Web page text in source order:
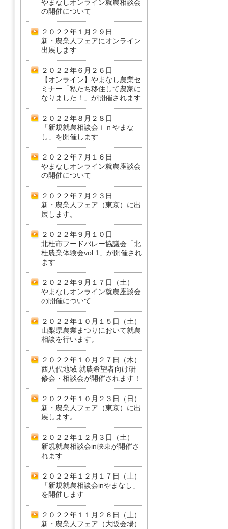
やまなしオンライン就農相談会
の開催について
２０２２年１月２９日
新・農業人フェアにオンライン
出展します
２０２２年６月２６日
【オンライン】やまなし農業セ
ミナー「私たち移住して農家に
なりました！」が開催されます
２０２２年８月２８日
「新規就農相談会ｉｎやまな
し」を開催します
２０２２年７月１６日
やまなしオンライン就農座談会
の開催について
２０２２年７月２３日
新・農業人フェア（東京）に出
展します。
２０２２年９月１０日
北杜市フードバレー協議会「北
杜農業体験会vol.1」が開催され
ます
２０２２年９月１７日（土）
やまなしオンライン就農座談会
の開催について
２０２２年１０月１５日（土）
山梨県農業まつりにおいて就農
相談を行います。
２０２２年１０月２７日（木）
西八代地域 就農希望者向け研
修会・相談会が開催されます！
２０２２年１０月２３日（日）
新・農業人フェア（東京）に出
展します。
２０２２年１２月３日（土）
新規就農相談会in峡東が開催さ
れます
２０２２年１２月１７日（土）
「新規就農相談会inやまなし」
を開催します
２０２２年１１月２６日（土）
新・農業人フェア（大阪会場）